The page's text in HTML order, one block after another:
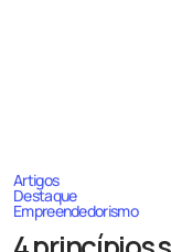
Artigos
Destaque
Empreendedorismo